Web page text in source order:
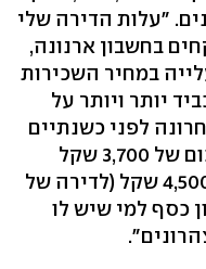
מהסכום ששילם לפני 13 שנים. "עלות הדירה שלי
אם לוקחים בחשבון ארנונה,
במחיר השכירות
יותר ויותר על
לפני כשנתיים
הייתה עליה מאוד דרמטית מסכום של 3,700 שקל
(לדירה של 3 חדרים) לסכום של 4,500 שקל (לדירה של
וזה המון כסף למי שיש לו